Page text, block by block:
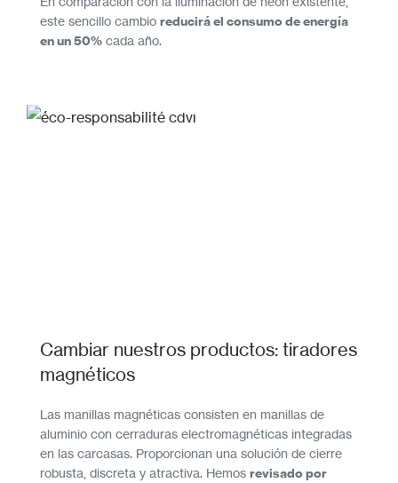
este sencillo cambio reducirá el consumo de energía
en un 50% cada año.
Cambiar nuestros productos: tiradores
magnéticos
Las manillas magnéticas consisten en manillas de
aluminio con cerraduras electromagnéticas integradas
en las carcasas. Proporcionan una solución de cierre
robusta, discreta y atractiva. Hemos revisado por